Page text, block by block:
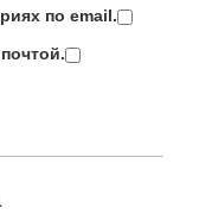
по email.